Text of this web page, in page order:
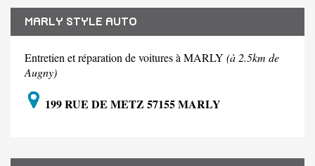
MARLY STYLE AUTO
Entretien et réparation de voitures à MARLY (à 2.5km de
Augny)
199 RUE DE METZ 57155 MARLY